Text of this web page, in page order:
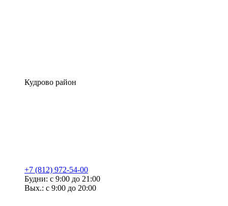
Кудрово район
+7 (812) 972-54-00
Будни: с 9:00 до 21:00
Вых.: с 9:00 до 20:00